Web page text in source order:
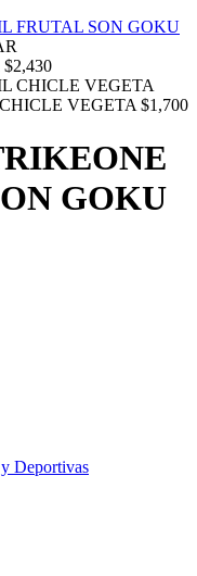
$2,430
VEGETA $1,700
GOKU
Deportivas